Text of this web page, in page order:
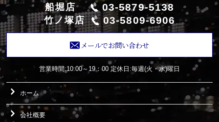
船堀店 03-5879-5138
竹ノ塚店 03-5809-6906
メールでお問い合わせ
営業時間:10:00～19：00 定休日:毎週(火・水)曜日
ホーム
会社概要